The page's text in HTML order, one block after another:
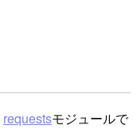
requestsモジュールで